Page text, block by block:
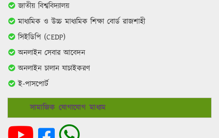
জাতীয় বিশ্ববিদ্যালয়
মাধ্যমিক ও উচ্চ মাধ্যমিক শিক্ষা বোর্ড রাজশাহী
সিইডিপি (CEDP)
অনলাইন সেবার আবেদন
অনলাইন চালান যাচাইকরণ
ই-পাসপোর্ট
সামাজিক যোগাযোগ মাধ্যম